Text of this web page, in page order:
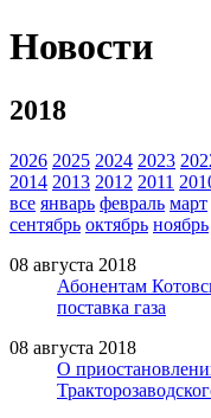
Новости
2018
2026 2025 2024 2023
2014 2013 2012 2011
все январь февраль март
сентябрь октябрь ноябрь
08 августа 2018
Абонентам
поставка газа
08 августа 2018
О